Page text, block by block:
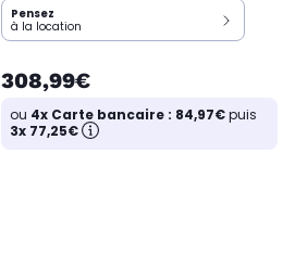
Pensez
à la location
308,99€
ou 4x Carte bancaire : 84,97€puis
3x 77,25€